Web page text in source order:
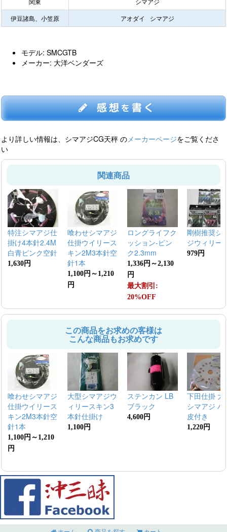
伊豆諸島、小笠原
アオダイ シマアジ
モデル: SMCGTB
メーカー: 大洋ベンダーズ
感想を書く
より詳しい情報は、シマアジCG天秤 のメーカーページをご覧くださ
い
関連商品
特注シマアジ仕
掛け4本針2.4M
白青ピンク空針
1,630円
喰わせシマアジ
仕掛ウイリース
キン2M3本針空
針1本
1,100円～1,210
円
ロングライフク
ッション-ピン
ク2.3mm
1,336円～2,130
円
最大割引:
20%OFF
剛樹推奨シ
ジウィリー
979円
この商品をお求めの客様は
こんな商品もお求めです
喰わせシマアジ
仕掛ウイリース
キン2M3本針空
針1本
1,100円～1,210
円
大型シマアジウ
ィリースキン3
本針仕掛け
1,100円
ステンカン LB
ブラック
4,600円
下田仕掛 大
シマアジ ハ
皮付き
1,220円